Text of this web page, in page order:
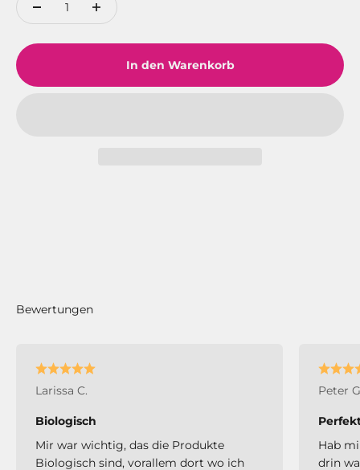
In den Warenkorb
Larissa C.
Biologisch
Mir war wichtig, das die Produkte
Biologisch sind, vorallem dort wo ich
Peter
Hab
drin